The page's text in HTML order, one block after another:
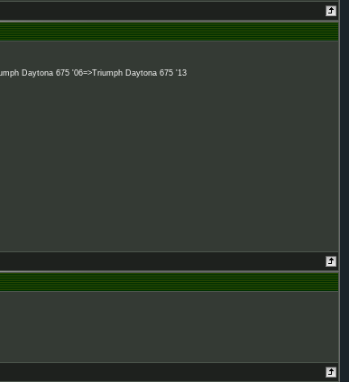
Daytona 675 '06=>Triumph Daytona 675 '13